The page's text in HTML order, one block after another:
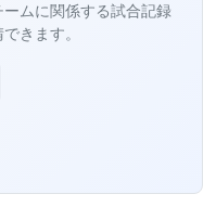
ムに関係する試合記録
きます。